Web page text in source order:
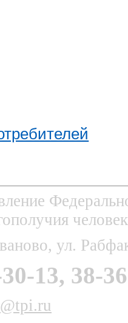
ул.
13, 38-